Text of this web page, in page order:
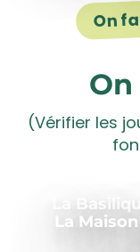
On
(Vérifier les
La
La